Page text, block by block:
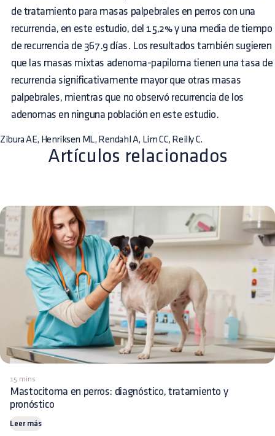
de tratamiento para masas palpebrales en perros con una
recurrencia, en este estudio, del 15,2% y una media de tiempo
de recurrencia de 367.9 días. Los resultados también sugieren
que las masas mixtas adenoma-papiloma tienen una tasa de
recurrencia significativamente mayor que otras masas
palpebrales, mientras que no observó recurrencia de los
adenomas en ninguna población en este estudio.
Zibura AE, Henriksen ML, Rendahl A, Lim CC, Reilly C.
Artículos relacionados
15 mins
Mastocitoma en perros: diagnóstico, tratamiento y
pronóstico
Leer más